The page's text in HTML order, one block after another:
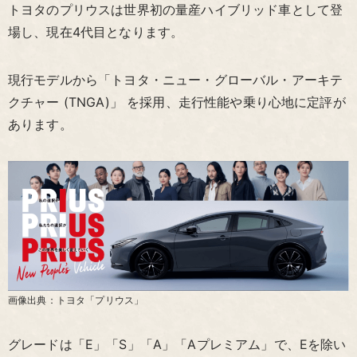
トヨタのプリウスは世界初の量産ハイブリッド車として登
場し、現在4代目となります。
現行モデルから「トヨタ・ニュー・グローバル・アーキテ
クチャー (TNGA)」 を採用、走行性能や乗り心地に定評が
あります。
画像出典：トヨタ「プリウス」
グレードは「E」「S」「A」「Aプレミアム」で、Eを除い